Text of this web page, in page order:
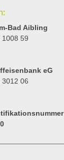
Bad Aibling
1008 59
eG
3012 06